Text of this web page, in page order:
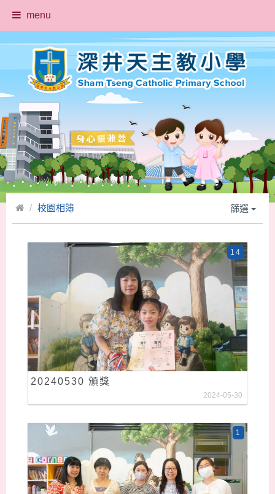
menu
校園相簿 篩選
20240530 頒獎
14
2024-05-30
1